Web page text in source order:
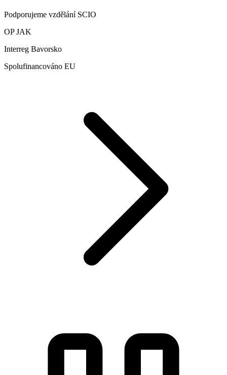
Podporujeme vzdělání SCIO
OP JAK
Interreg Bavorsko
Spolufinancováno EU